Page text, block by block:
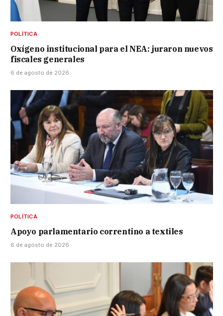
POLÍTICA
Oxígeno institucional para el NEA: juraron nuevos
fiscales generales
6 de agosto de 2026
POLÍTICA
Apoyo parlamentario correntino a textiles
6 de agosto de 2026